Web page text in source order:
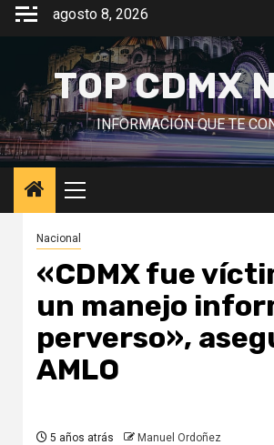
Saltar
contenido
agosto 8, 2026
TOP CDMX
INFORMACIÓN QUE TE
Menú
principal
Nacional
«CDMX fue
un manejo
perverso»,
AMLO
5 años atrás Manuel Ordoñez